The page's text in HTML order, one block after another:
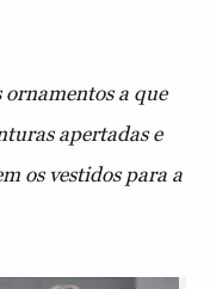
ornamentos a que
apertadas e
os vestidos para a